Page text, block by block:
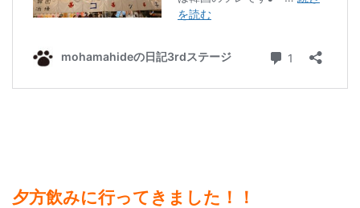
夕方飲みに行ってきました！！